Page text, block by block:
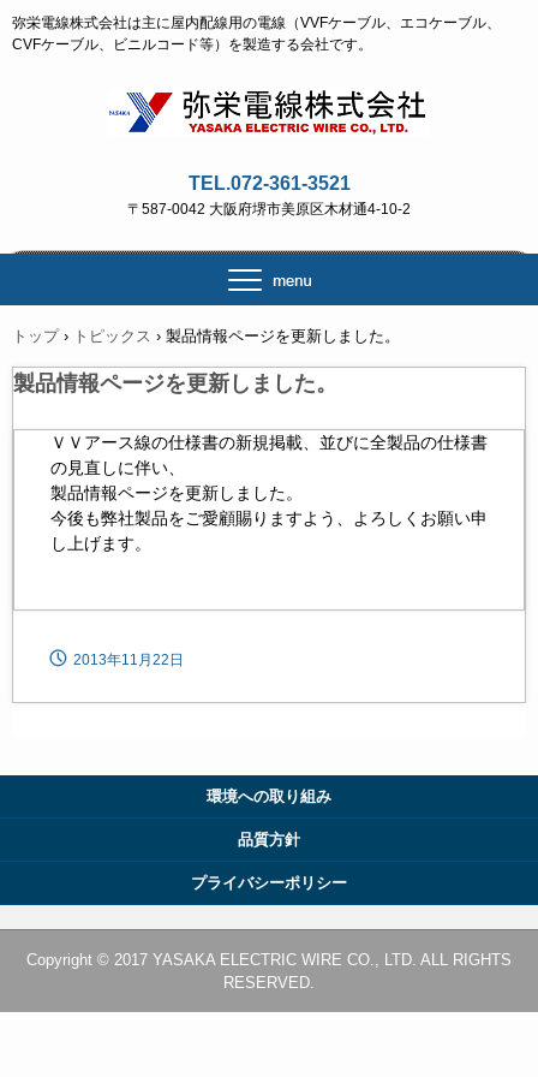
弥栄電線株式会社は主に屋内配線用の電線（VVFケーブル、エコケーブル、
CVFケーブル、ビニルコード等）を製造する会社です。
TEL.072-361-3521
〒587-0042 大阪府堺市美原区木材通4-10-2
トップ › トピックス › 製品情報ページを更新しました。
製品情報ページを更新しました。
ＶＶアース線の仕様書の新規掲載、並びに全製品の仕様書
の見直しに伴い、
製品情報ページを更新しました。
今後も弊社製品をご愛顧賜りますよう、よろしくお願い申
し上げます。
2013年11月22日
環境への取り組み
品質方針
プライバシーポリシー
Copyright © 2017 YASAKA ELECTRIC WIRE CO., LTD. ALL RIGHTS
RESERVED.